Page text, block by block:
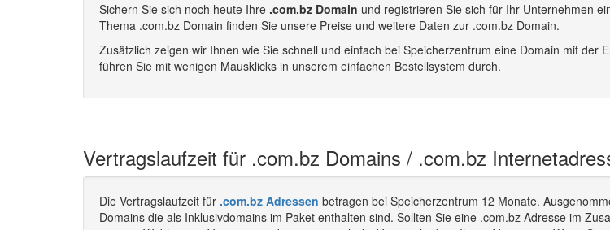
Sichern Sie sich noch heute Ihre .com.bz Domain und registrieren Sie sich für Ihr Unternehmen
Thema .com.bz Domain finden Sie unsere Preise und weitere Daten zur .com.bz Domain.
Zusätzlich zeigen wir Ihnen wie Sie schnell und einfach bei Speicherzentrum eine Domain mit der
führen Sie mit wenigen Mausklicks in unserem einfachen Bestellsystem durch.
Vertragslaufzeit für .com.bz Domains / .com.bz
Die Vertragslaufzeit für .com.bz Adressen betragen bei Speicherzentrum 12 Monate.
Domains die als Inklusivdomains im Paket enthalten sind. Sollten Sie eine .com.bz Adresse im